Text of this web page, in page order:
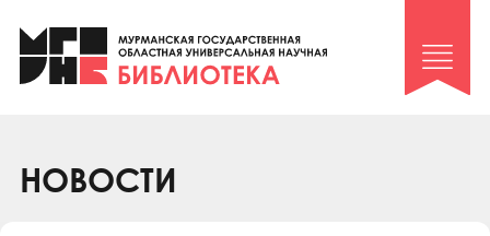
Клуб «Гиря и сельдерей»
Клуб «Семейный архив»
Коллегам
НОВОСТИ